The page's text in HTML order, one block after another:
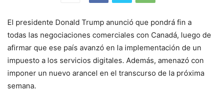
El presidente Donald Trump anunció que pondrá fin a
todas las negociaciones comerciales con Canadá, luego de
afirmar que ese país avanzó en la implementación de un
impuesto a los servicios digitales. Además, amenazó con
imponer un nuevo arancel en el transcurso de la próxima
semana.